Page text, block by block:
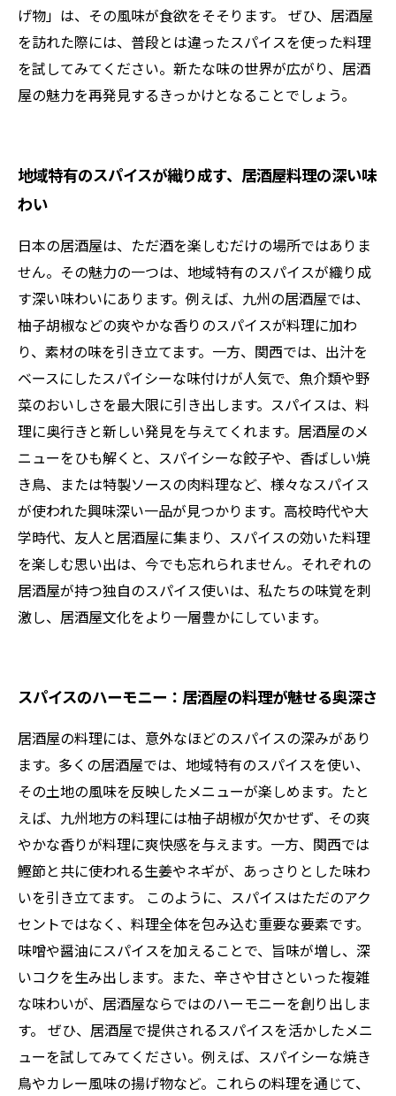
げ物」は、その風味が食欲をそそります。 ぜひ、居酒屋
を訪れた際には、普段とは違ったスパイスを使った料理
を試してみてください。新たな味の世界が広がり、居酒
屋の魅力を再発見するきっかけとなることでしょう。
地域特有のスパイスが織り成す、居酒屋料理の深い味
わい
日本の居酒屋は、ただ酒を楽しむだけの場所ではありま
せん。その魅力の一つは、地域特有のスパイスが織り成
す深い味わいにあります。例えば、九州の居酒屋では、
柚子胡椒などの爽やかな香りのスパイスが料理に加わ
り、素材の味を引き立てます。一方、関西では、出汁を
ベースにしたスパイシーな味付けが人気で、魚介類や野
菜のおいしさを最大限に引き出します。スパイスは、料
理に奥行きと新しい発見を与えてくれます。居酒屋のメ
ニューをひも解くと、スパイシーな餃子や、香ばしい焼
き鳥、または特製ソースの肉料理など、様々なスパイス
が使われた興味深い一品が見つかります。高校時代や大
学時代、友人と居酒屋に集まり、スパイスの効いた料理
を楽しむ思い出は、今でも忘れられません。それぞれの
居酒屋が持つ独自のスパイス使いは、私たちの味覚を刺
激し、居酒屋文化をより一層豊かにしています。
スパイスのハーモニー：居酒屋の料理が魅せる奥深さ
居酒屋の料理には、意外なほどのスパイスの深みがあり
ます。多くの居酒屋では、地域特有のスパイスを使い、
その土地の風味を反映したメニューが楽しめます。たと
えば、九州地方の料理には柚子胡椒が欠かせず、その爽
やかな香りが料理に爽快感を与えます。一方、関西では
鰹節と共に使われる生姜やネギが、あっさりとした味わ
いを引き立てます。 このように、スパイスはただのアク
セントではなく、料理全体を包み込む重要な要素です。
味噌や醤油にスパイスを加えることで、旨味が増し、深
いコクを生み出します。また、辛さや甘さといった複雑
な味わいが、居酒屋ならではのハーモニーを創り出しま
す。 ぜひ、居酒屋で提供されるスパイスを活かしたメニ
ューを試してみてください。例えば、スパイシーな焼き
鳥やカレー風味の揚げ物など。これらの料理を通じて、